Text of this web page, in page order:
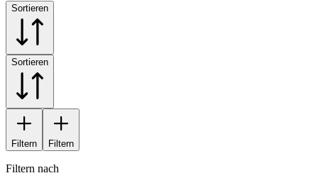
Sortieren
Sortieren
Filtern Filtern
Filtern nach